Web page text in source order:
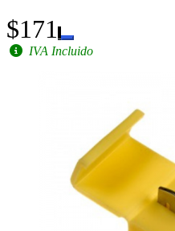
$171
IVA Incluido